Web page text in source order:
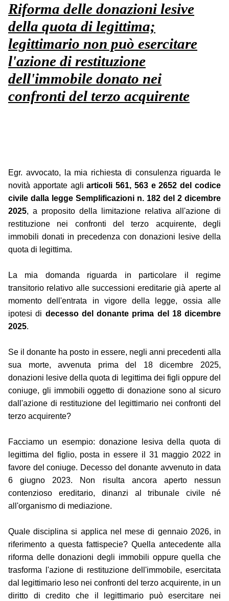
Riforma delle donazioni lesive
della quota di legittima;
legittimario non può esercitare
l'azione di restituzione
dell'immobile donato nei
confronti del terzo acquirente
Egr. avvocato, la mia richiesta di consulenza riguarda le
novità apportate agliarticoli 561, 563 e 2652 del codice
civile dalla legge Semplificazioni n. 182 del 2 dicembre
2025, a proposito della limitazione relativa all'azione di
restituzione nei confronti del terzo acquirente, degli
immobili donati in precedenza con donazioni lesive della
quota di legittima.
La mia domanda riguarda in particolare il regime
transitorio relativo alle successioni ereditarie già aperte al
momento dell'entrata in vigore della legge, ossia alle
ipotesi di decesso del donante prima del 18 dicembre
2025.
Se il donante ha posto in essere, negli anni precedenti alla
sua morte, avvenuta prima del 18 dicembre 2025,
donazioni lesive della quota di legittima dei figli oppure del
coniuge, gli immobili oggetto di donazione sono al sicuro
dall'azione di restituzione del legittimario nei confronti del
terzo acquirente?
Facciamo un esempio: donazione lesiva della quota di
legittima del figlio, posta in essere il 31 maggio 2022 in
favore del coniuge. Decesso del donante avvenuto in data
6 giugno 2023. Non risulta ancora aperto nessun
contenzioso ereditario, dinanzi al tribunale civile né
all'organismo di mediazione.
Quale disciplina si applica nel mese di gennaio 2026, in
riferimento a questa fattispecie? Quella antecedente alla
riforma delle donazioni degli immobili oppure quella che
trasforma l'azione di restituzione dell'immobile, esercitata
dal legittimario leso nei confronti del terzo acquirente, in un
diritto di credito che il legittimario può esercitare nei